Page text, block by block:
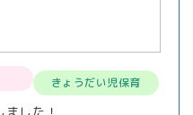
きょうだい児保育